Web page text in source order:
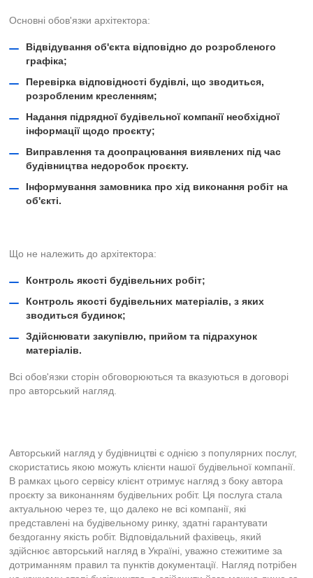
Основні обов'язки архітектора:
Відвідування об'єкта відповідно до розробленого
графіка;
Перевірка відповідності будівлі, що зводиться,
розробленим кресленням;
Надання підрядної будівельної компанії необхідної
інформації щодо проєкту;
Виправлення та доопрацювання виявлених під час
будівництва недоробок проєкту.
Інформування замовника про хід виконання робіт на
об'єкті.
Що не належить до архітектора:
Контроль якості будівельних робіт;
Контроль якості будівельних матеріалів, з яких
зводиться будинок;
Здійснювати закупівлю, прийом та підрахунок
матеріалів.
Всі обов'язки сторін обговорюються та вказуються в договорі
про авторський нагляд.
Авторський нагляд у будівництві є однією з популярних послуг,
скористатись якою можуть клієнти нашої будівельної компанії.
В рамках цього сервісу клієнт отримує нагляд з боку автора
проєкту за виконанням будівельних робіт. Ця послуга стала
актуальною через те, що далеко не всі компанії, які
представлені на будівельному ринку, здатні гарантувати
бездоганну якість робіт. Відповідальний фахівець, який
здійснює авторський нагляд в Україні, уважно стежитиме за
дотриманням правил та пунктів документації. Нагляд потрібен